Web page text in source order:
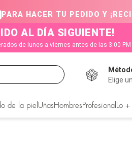
PARA HACER TU PEDIDO Y
AL DÍA SIGUIENTE!
de lunes a viernes antes de las 3:00 PM
Elige
de la piel Uñas Hombres Profesional Lo